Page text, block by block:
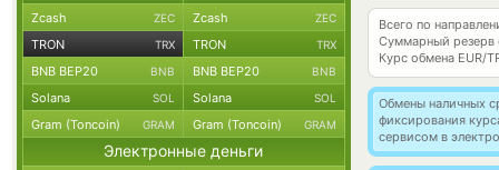
Всего по
Суммарный резерв
Курс обмена EUR/
Обмены наличных
фиксирования
сервисом в
Zcash ZEC Zcash ZEC
TRON TRX TRON TRX
BNB BEP20 BNB BNB BEP20 BNB
Solana SOL Solana SOL
Gram (Toncoin) GRAM Gram (Toncoin) GRAM
Электронные деньги